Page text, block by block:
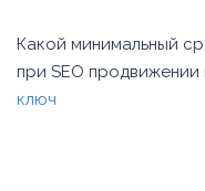
Какой минимальный
при SEO продвижении
ключ